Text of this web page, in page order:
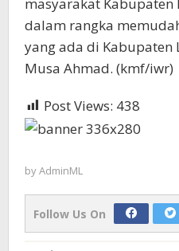
dalam rangka
yang ada di Kabupaten
Musa Ahmad. (kmf/iwr)
Post Views: 438
byAdminML
Follow Us On